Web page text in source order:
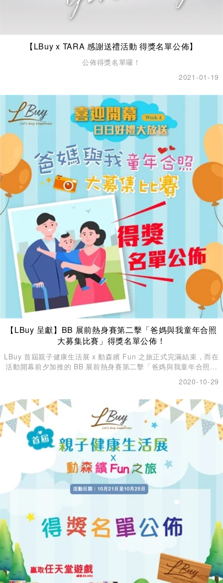
【LBuy x TARA 感謝送禮活動 得獎名單公佈】
公佈得獎名單囉！
2021-01-19
【LBuy 呈獻】BB 展前熱身賽第二擊「爸媽與我童年合照
大募集比賽」得獎名單公佈！
LBuy 首屆親子健康生活展 x 動森繽 Fun 之旅正式完滿結束，而在
活動開幕前夕加推的 BB 展前熱身賽第二擊「爸媽與我童年合照大
2020-10-29